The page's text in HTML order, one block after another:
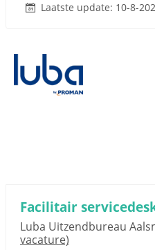
Laatste update: 10-8-
Facilitair
Luba Uitzendbureau
vacature)